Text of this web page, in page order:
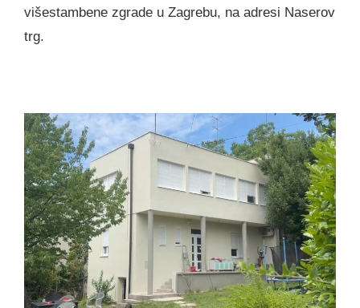
višestambene zgrade u Zagrebu, na adresi Naserov
trg.